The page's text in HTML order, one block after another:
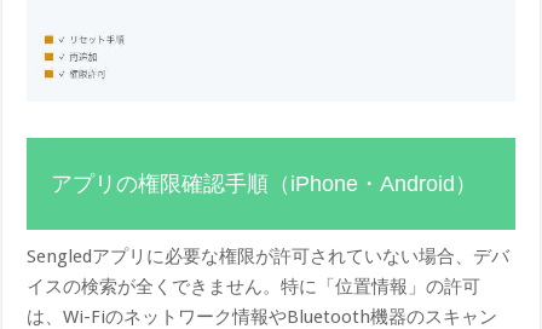
アプリの権限確認手順（iPhone・Android）
Sengledアプリに必要な権限が許可されていない場合、デバ
イスの検索が全くできません。特に「位置情報」の許可
は、Wi-Fiのネットワーク情報やBluetooth機器のスキャン